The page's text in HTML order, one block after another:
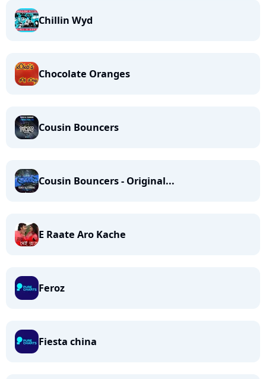
Chillin Wyd
Chocolate Oranges
Cousin Bouncers
Cousin Bouncers - Original...
E Raate Aro Kache
Feroz
Fiesta china